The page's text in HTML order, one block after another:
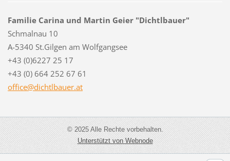
Familie Carina und Martin Geier "Dichtlbauer"
Schmalnau 10
A-5340 St.Gilgen am Wolfgangsee
+43 (0)6227 25 17
+43 (0) 664 252 67 61
office@dichtlbauer.at
© 2025 Alle Rechte vorbehalten.
Unterstützt von Webnode